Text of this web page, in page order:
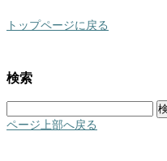
トップページに戻る
検索
索:
ページ上部へ戻る